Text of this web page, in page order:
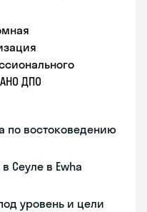
ДПО
по востоковедению
Сеуле в Ewha
уровень и цели